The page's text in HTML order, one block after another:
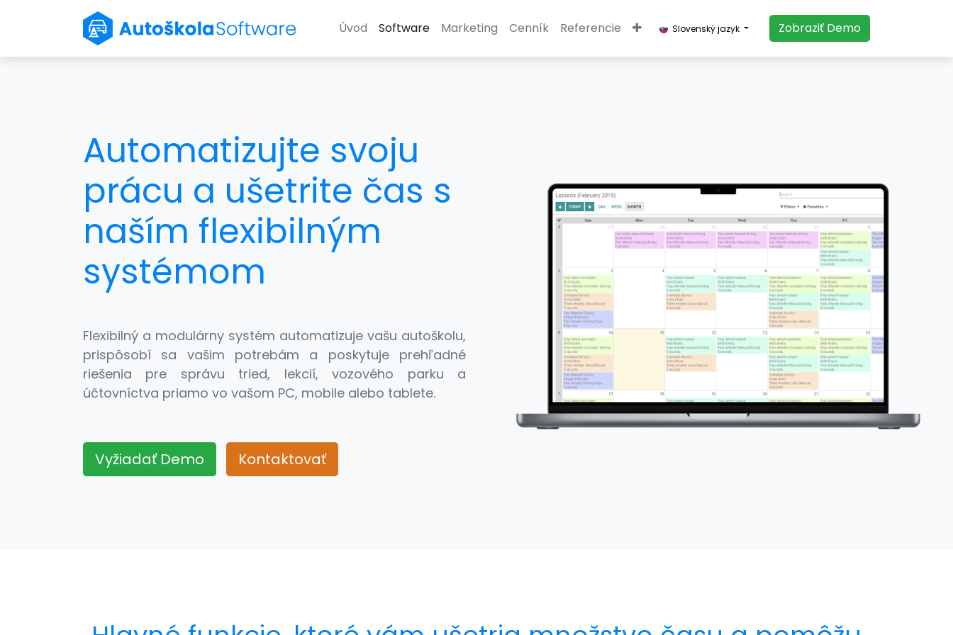
Úvod Software Marketing Cenník Referencie Slovenský jazyk ​​​​Zobraziť Demo​​​​
Automatizujte svoju
prácu a ušetrite čas s
naším flexibilným
systémom
Flexibilný a modulárny systém automatizuje vašu autoškolu,
prispôsobí sa vašim potrebám a poskytuje prehľadné
riešenia pre správu tried, lekcií, vozového parku a
účtovníctva priamo vo vašom PC, mobile alebo tablete.
Vyžiadať Demo Kontaktovať